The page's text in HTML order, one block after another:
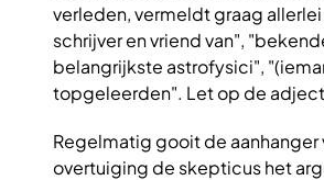
verleden, vermeldt graag
schrijver en vriend van",
belangrijkste astrofysici",
topgeleerden". Let op de
Regelmatig gooit de
overtuiging de skepticus het